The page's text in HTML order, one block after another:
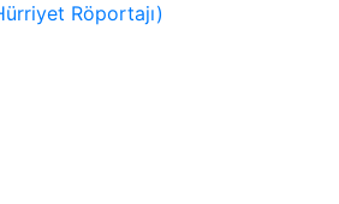
Röportajı)